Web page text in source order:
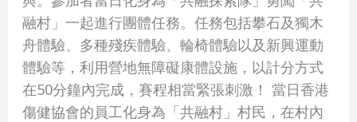
融村」一起進行團體任務。任務包括攀石及獨木
舟體驗、多種殘疾體驗、輪椅體驗以及新興運動
體驗等，利用營地無障礙康體設施，以計分方式
在50分鐘內完成，賽程相當緊張刺激！ 當日香港
傷健協會的員工化身為「共融村」村民，在村內